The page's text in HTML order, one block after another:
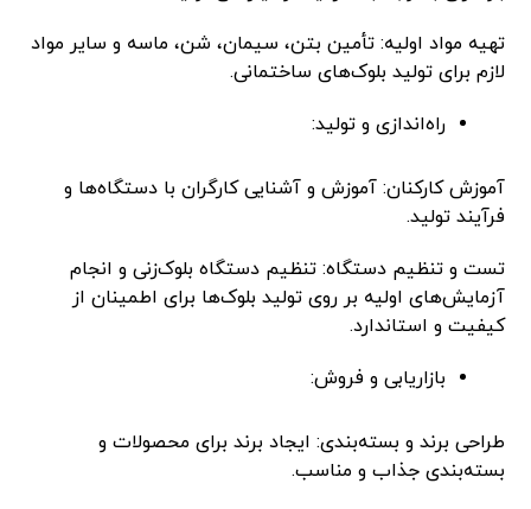
تهیه مواد اولیه: تأمین بتن، سیمان، شن، ماسه و سایر مواد
لازم برای تولید بلوک‌های ساختمانی.
راه‌اندازی و تولید:
آموزش کارکنان: آموزش و آشنایی کارگران با دستگاه‌ها و
فرآیند تولید.
تست و تنظیم دستگاه: تنظیم دستگاه بلوک‌زنی و انجام
آزمایش‌های اولیه بر روی تولید بلوک‌ها برای اطمینان از
کیفیت و استاندارد.
بازاریابی و فروش:
طراحی برند و بسته‌بندی: ایجاد برند برای محصولات و
بسته‌بندی جذاب و مناسب.